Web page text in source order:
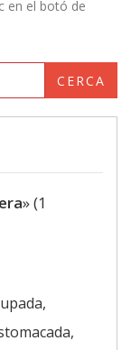
en el botó de
CERCA
» (1